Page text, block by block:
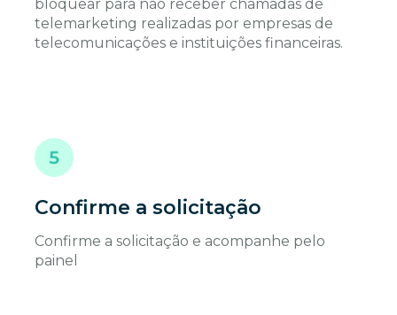
bloquear para não receber chamadas de
telemarketing realizadas por empresas de
telecomunicações e instituições financeiras.
Confirme a solicitação
Confirme a solicitação e acompanhe pelo
painel